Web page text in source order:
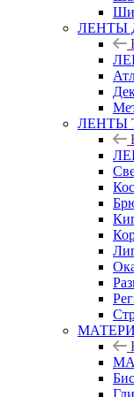
ЛЕНТЫ
ЛЕНТЫ